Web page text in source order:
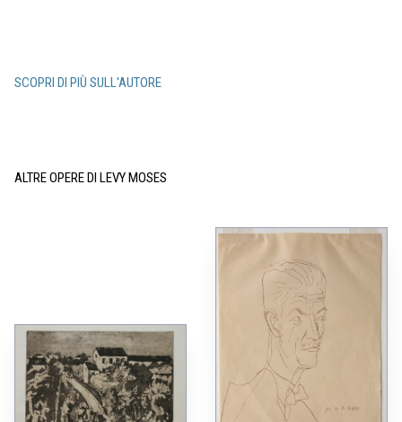
SCOPRI DI PIÙ SULL'AUTORE
ALTRE OPERE DI LEVY MOSES